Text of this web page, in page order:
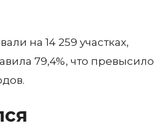
на 14 259 участках,
79,4%, что превысило